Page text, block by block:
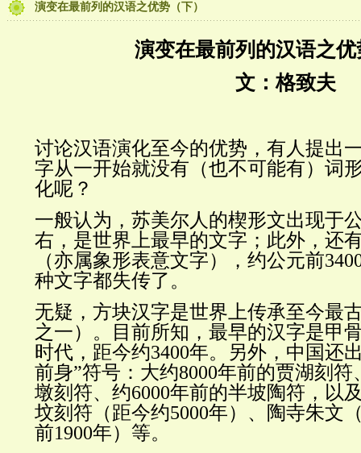
演变在最前列的汉语之优势（下）
演变在最前列的汉语之
文：格致夫
讨论汉语演化至今的优势，有人提出
字从一开始就没有（也不可能有）词
化呢？
一般认为，苏美尔人的楔形文出现于
右，是世界上最早的文字；此外，还
（亦属象形表意文字），约公元前
种文字都失传了。
无疑，方块汉字是世界上传承至今最
之一）。目前所知，最早的汉字是甲
时代，距今约3400年。另外，中国还
前身”符号：大约8000年前的贾湖刻符
墩刻符、约6000年前的半坡陶符，以
坟刻符（距今约5000年）、陶寺朱文
前1900年）等。